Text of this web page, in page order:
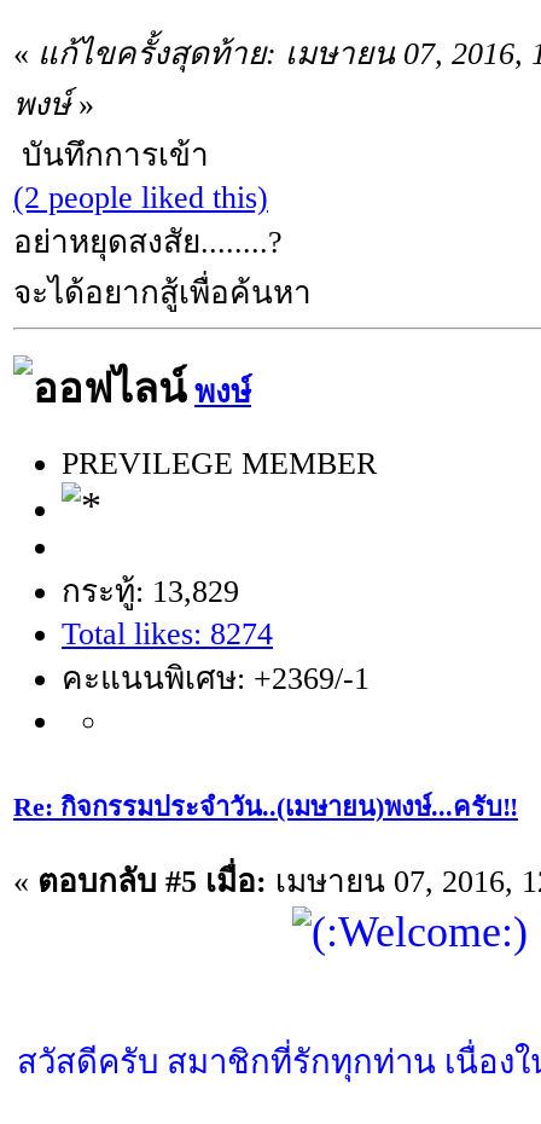
« แก้ไขครั้งสุดท้าย: เมษายน 07, 2016,
พงษ์»
บันทึกการเข้า
(2 people liked this)
อย่าหยุดสงสัย........?
จะได้อยากสู้เพื่อค้นหา
พงษ์
PREVILEGE MEMBER
กระทู้: 13,829
Total likes: 8274
คะแนนพิเศษ: +2369/-1
Re: กิจกรรมประจำวัน..(เมษายน)พงษ์...ครับ‼️
« ตอบกลับ #5 เมื่อ: เมษายน 07, 2016,
สวัสดีครับ สมาชิกที่รักทุกท่าน เนื่อง